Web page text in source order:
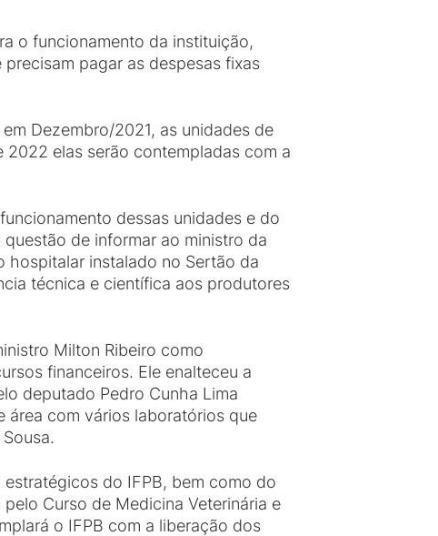
o funcionamento da instituição,
pagar as despesas fixas
Dezembro/2021, as unidades de
2022 elas serão contempladas com a
dessas unidades e do
de informar ao ministro da
hospitalar instalado no Sertão da
técnica e científica aos produtores
Milton Ribeiro como
financeiros. Ele enalteceu a
deputado Pedro Cunha Lima
área com vários laboratórios que
do IFPB, bem como do
Curso de Medicina Veterinária e
o IFPB com a liberação dos